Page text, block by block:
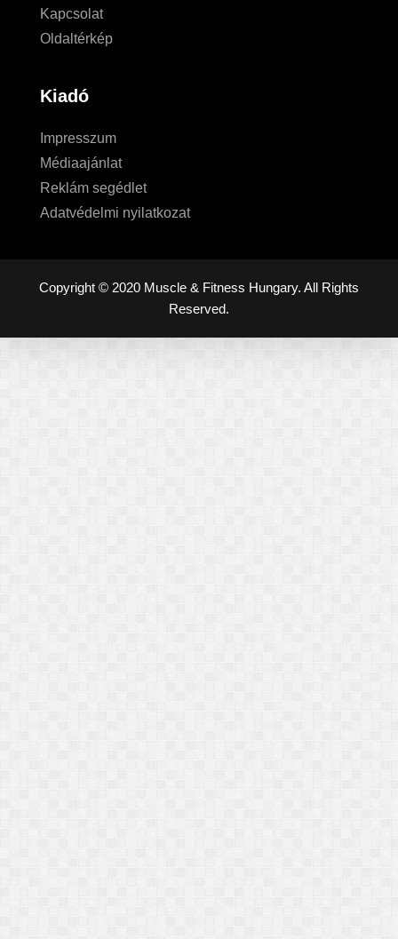
Kapcsolat
Oldaltérkép
Kiadó
Impresszum
Médiaajánlat
Reklám segédlet
Adatvédelmi nyilatkozat
Copyright © 2020 Muscle & Fitness Hungary. All Rights
Reserved.